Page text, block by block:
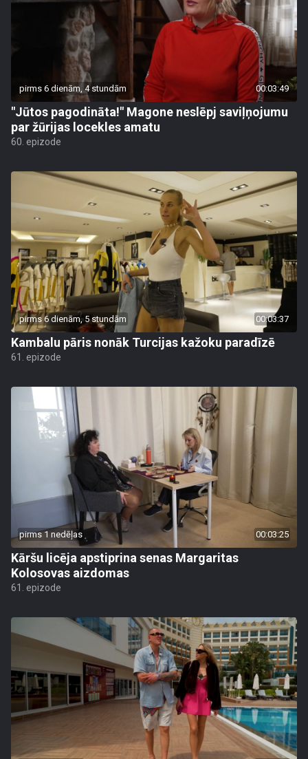
pirms 6 dienām, 4 stundām 00:03:49
"Jūtos pagodināta!" Magone neslēpj saviļņojumu
par žūrijas locekles amatu
60. epizode
pirms 6 dienām, 5 stundām 00:03:37
Kambalu pāris nonāk Turcijas kažoku paradīzē
61. epizode
pirms 1 nedēļas 00:03:25
Kāršu licēja apstiprina senas Margaritas
Kolosovas aizdomas
61. epizode